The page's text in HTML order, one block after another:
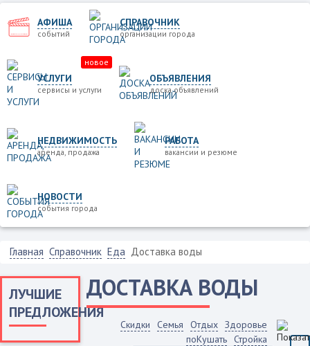
АФИША
событий
СПРАВОЧНИК
организации города
УСЛУГИ
сервисы и услуги
новое
ОБЪЯВЛЕНИЯ
доска объявлений
НЕДВИЖИМОСТЬ
аренда, продажа
РАБОТА
вакансии и резюме
НОВОСТИ
события города
Главная Справочник Еда Доставка воды
ЛУЧШИЕ
ПРЕДЛОЖЕНИЯ
ДОСТАВКА ВОДЫ
Скидки Семья Отдых Здоровье
поКушать Стройка